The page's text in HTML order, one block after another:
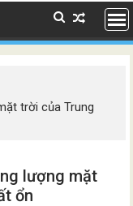
trời của Trung
lượng mặt
ổn